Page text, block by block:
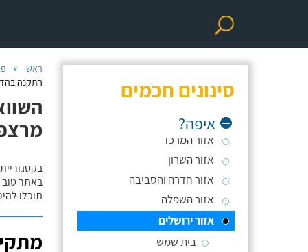
סינונים חכמים
איפה?
אזור המרכז
אזור השרון
אזור חדרה והסביבה
אזור השפלה
אזור ירושלים
בית שמש
ראשי
התקנה
באתר טוב
תוכלו